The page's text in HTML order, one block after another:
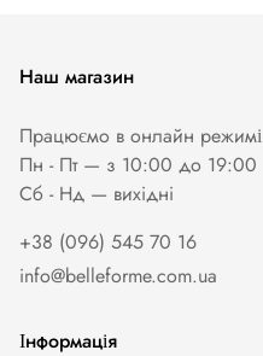
Наш магазин
Працюємо в онлайн режимі
Пн - Пт — з 10:00 до 19:00
Сб - Нд — вихiднi
+38 (096) 545 70 16
info@belleforme.com.ua
Інформація